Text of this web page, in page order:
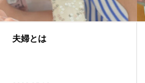
夫婦とは
問い合わせ＆体験